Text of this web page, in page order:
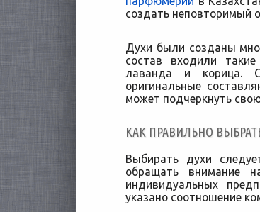
создать неповторимый
Духи были созданы
состав входили
лаванда и корица.
оригинальные
может подчеркнуть
КАК ПРАВИЛЬНО
Выбирать духи
обращать внимание
индивидуальных
указано соотношение